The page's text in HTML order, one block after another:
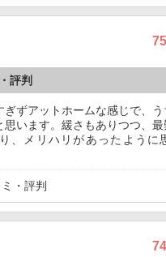
75
評判
ぎずアットホームな感じで、
思います。緩さもありつつ、最
、メリハリがあったように
・評判
74